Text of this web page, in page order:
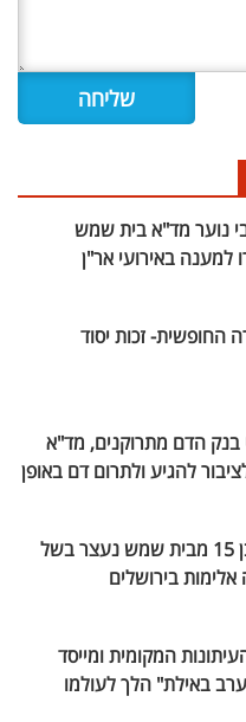
נוער מד"א בית שמש
למענה באירועי אר"ן
החופשית- זכות יסוד
בנק הדם מתרוקנים, מד"א
להגיע ולתרום דם באופן
קטין בן 15 מבית שמש נעצר בשל
בירושלים
המקומית ומייסד
באילת" הלך לעולמו